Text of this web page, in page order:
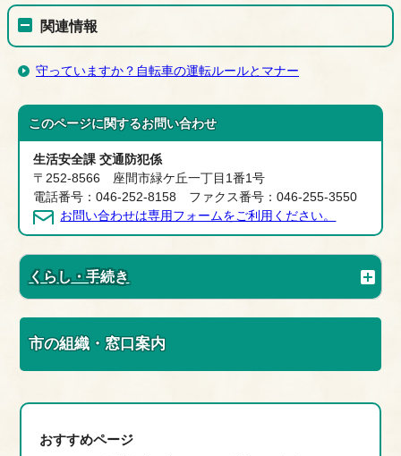
関連情報
守っていますか？自転車の運転ルールとマナー
このページに関するお問い合わせ
生活安全課 交通防犯係
〒252-8566 座間市緑ケ丘一丁目1番1号
電話番号：046-252-8158 ファクス番号：046-255-3550
お問い合わせは専用フォームをご利用ください。
くらし・手続き
市の組織・窓口案内
おすすめページ